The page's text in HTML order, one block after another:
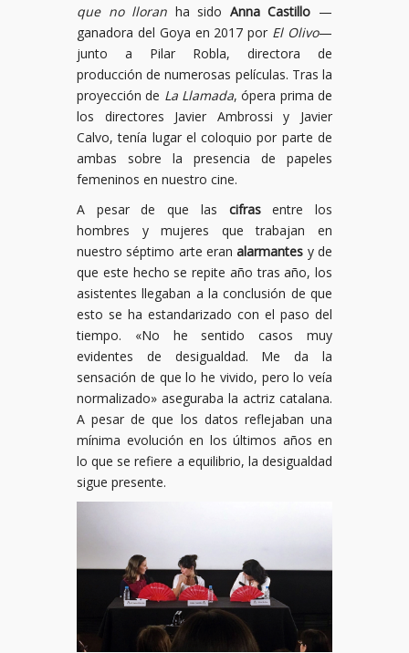
que no lloran ha sido Anna Castillo —
ganadora del Goya en 2017 por El Olivo—
junto a Pilar Robla, directora de
producción de numerosas películas. Tras la
proyección de La Llamada, ópera prima de
los directores Javier Ambrossi y Javier
Calvo, tenía lugar el coloquio por parte de
ambas sobre la presencia de papeles
femeninos en nuestro cine.
A pesar de que las cifrasentre los
hombres y mujeres que trabajan en
nuestro séptimo arte eranalarmantes y de
que este hecho se repite año tras año, los
asistentes llegaban a la conclusión de que
esto se ha estandarizado con el paso del
tiempo. «No he sentido casos muy
evidentes de desigualdad. Me da la
sensación de que lo he vivido, pero lo veía
normalizado» aseguraba la actriz catalana.
A pesar de que los datos reflejaban una
mínima evolución en los últimos años en
lo que se refiere a equilibrio, la desigualdad
sigue presente.